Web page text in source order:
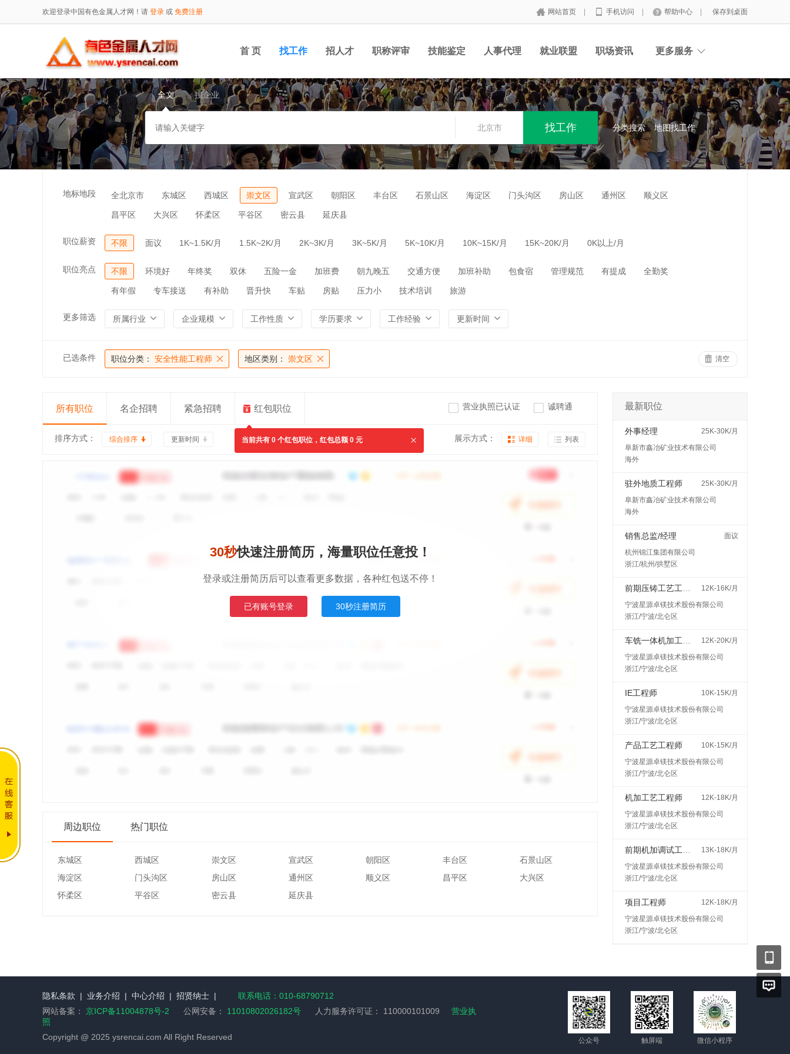
欢迎登录中国有色金属人才网！请 登录 或 免费注册 网站首页 手机访问 帮助中心 保存到桌面
首 页 找工作 招人才 职称评审 技能鉴定 人事代理 就业联盟 职场资讯 更多服务
全文 搜企业
北京市 分类搜索 地图找工作
地标地段 全北京市 东城区 西城区 崇文区 宣武区 朝阳区 丰台区 石景山区 海淀区 门头沟区 房山区 通州区 顺义区
昌平区 大兴区 怀柔区 平谷区 密云县 延庆县
职位薪资 不限 面议 1K~1.5K/月 1.5K~2K/月 2K~3K/月 3K~5K/月 5K~10K/月 10K~15K/月 15K~20K/月 0K以上/月
职位亮点 不限 环境好 年终奖 双休 五险一金 加班费 朝九晚五 交通方便 加班补助 包食宿 管理规范 有提成 全勤奖
有年假 专车接送 有补助 晋升快 车贴 房贴 压力小 技术培训 旅游
更多筛选 所属行业 企业规模 工作性质 学历要求 工作经验 更新时间
已选条件 职位分类： 安全性能工程师 地区类别： 崇文区 清空
所有职位 名企招聘 紧急招聘 红包职位
当前共有 0 个红包职位，红包总额 0 元
营业执照已认证 诚聘通
排序方式： 综合排序 更新时间 展示方式： 详细 列表
30秒快速注册简历，海量职位任意投！
登录或注册简历后可以查看更多数据，各种红包送不停！
已有账号登录 30秒注册简历
周边职位 热门职位
东城区 西城区 崇文区 宣武区 朝阳区 丰台区
石景山区
海淀区
门头沟区 房山区 通州区 顺义区 昌平区
大兴区
怀柔区
平谷区 密云县 延庆县
最新职位
外事经理
25K-30K/月
阜新市鑫冶矿业技术有限公司
海外
驻外地质工程师
25K-30K/月
阜新市鑫冶矿业技术有限公司
海外
销售总监/经理
面议
杭州锦江集团有限公司
浙江/杭州/拱墅区
12K-16K/月
宁波星源卓镁技术股份有限公司
浙江/宁波/北仑区
12K-20K/月
宁波星源卓镁技术股份有限公司
浙江/宁波/北仑区
IE工程师
10K-15K/月
宁波星源卓镁技术股份有限公司
浙江/宁波/北仑区
产品工艺工程师
10K-15K/月
宁波星源卓镁技术股份有限公司
浙江/宁波/北仑区
机加工艺工程师
12K-18K/月
宁波星源卓镁技术股份有限公司
浙江/宁波/北仑区
13K-18K/月
宁波星源卓镁技术股份有限公司
浙江/宁波/北仑区
项目工程师
12K-18K/月
宁波星源卓镁技术股份有限公司
浙江/宁波/北仑区
隐私条款 | 业务介绍 | 中心介绍 | 招贤纳士 |
联系电话：010-68790712
网站备案： 京ICP备11004878号-2 公网安备： 11010802026182号 人力服务许可证： 110000101009
营业执
照
Copyright @ 2025 ysrencai.com All Right Reserved
公众号 触屏端 微信小程序